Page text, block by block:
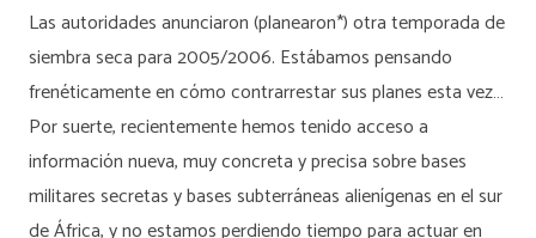
Las autoridades anunciaron (planearon*) otra temporada de
siembra seca para 2005/2006. Estábamos pensando
frenéticamente en cómo contrarrestar sus planes esta vez…
Por suerte, recientemente hemos tenido acceso a
información nueva, muy concreta y precisa sobre bases
militares secretas y bases subterráneas alienígenas en el sur
de África, y no estamos perdiendo tiempo para actuar en